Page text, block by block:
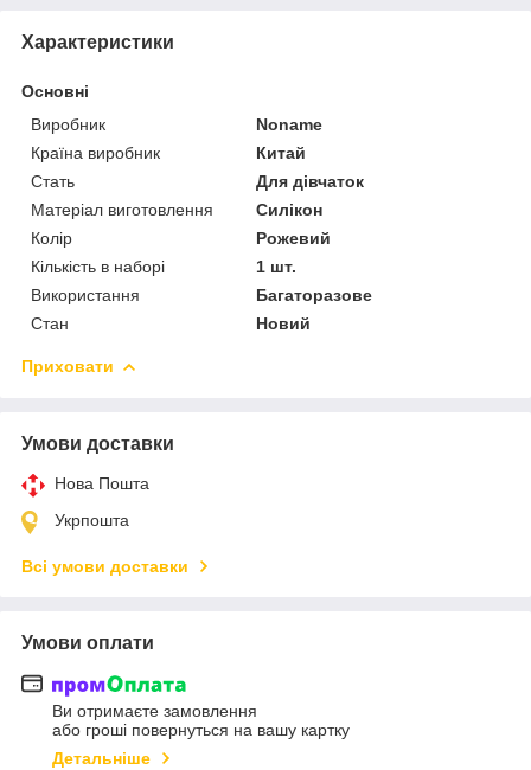
Характеристики
Основні
Виробник
Noname
Країна виробник
Китай
Стать
Для дівчаток
Матеріал виготовлення
Силікон
Колір
Рожевий
Кількість в наборі
1 шт.
Використання
Багаторазове
Стан
Новий
Приховати
Умови доставки
Нова Пошта
Укрпошта
Всі умови доставки
Умови оплати
Ви отримаєте замовлення
або гроші повернуться на вашу картку
Детальніше